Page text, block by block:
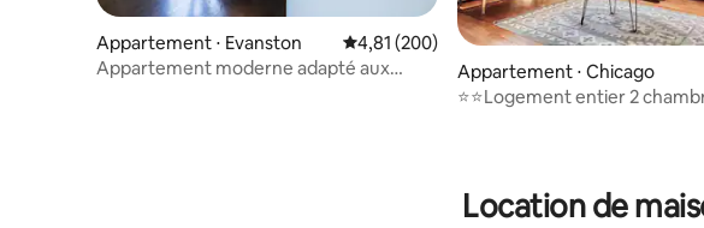
Appartement ⋅ Evanston Évaluation moyenne sur la base de 200
4,81 (200)
Appartement moderne adapté aux
Appartement ⋅ Chicago
⭐️⭐️Logement entier 2
Location de